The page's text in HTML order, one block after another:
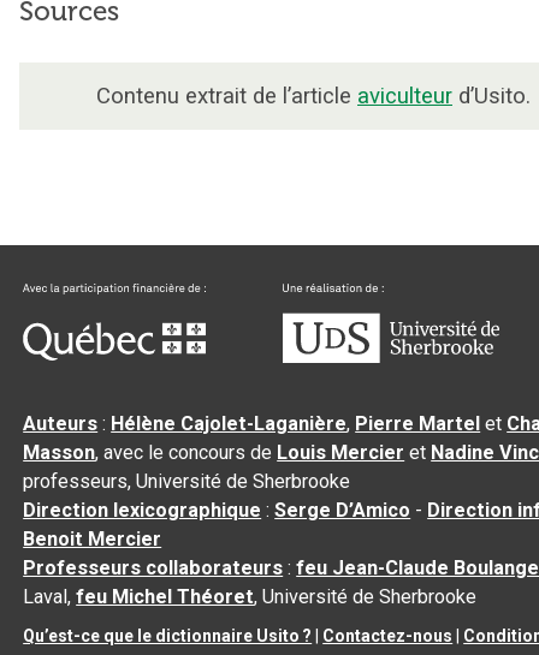
Sources
Contenu extrait de l’article aviculteur d’Usito.
Auteurs : Hélène Cajolet-Laganière, Pierre Martel et
Masson, avec le concours de Louis Mercier et Nadine
professeurs, Université de Sherbrooke
Direction lexicographique :Serge D’Amico - Direction
Benoit Mercier
Professeurs collaborateurs :feu Jean-Claude
Laval,feu Michel Théoret, Université de Sherbrooke
Qu’est-ce que le dictionnaire Usito ? Contactez-nous